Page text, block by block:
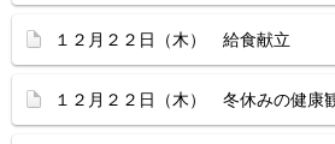
１２月２２日（木） 給食献立
１２月２２日（木） 冬休みの健康